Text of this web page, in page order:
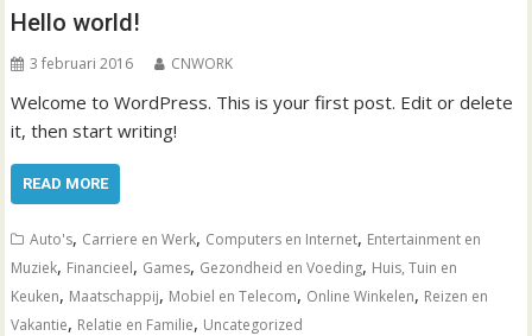
Hello world!
3 februari 2016 CNWORK
Welcome to WordPress. This is your first post. Edit or delete
it, then start writing!
READ MORE
Auto's, Carriere en Werk, Computers en Internet, Entertainment en
Muziek, Financieel, Games, Gezondheid en Voeding, Huis, Tuin en
Keuken, Maatschappij, Mobiel en Telecom, Online Winkelen, Reizen en
Vakantie, Relatie en Familie, Uncategorized